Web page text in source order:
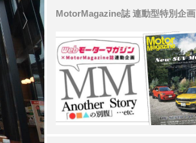
MotorMagazine誌 連動型特別企画